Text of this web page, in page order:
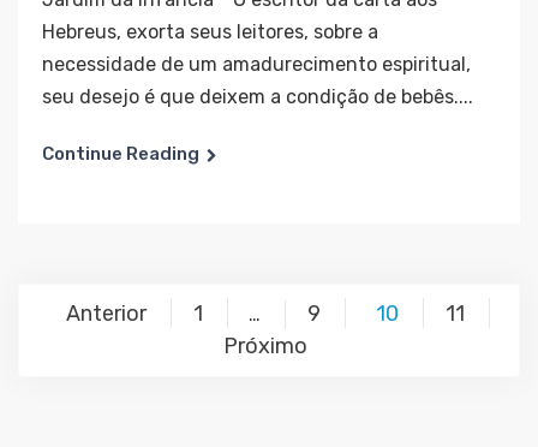
Hebreus, exorta seus leitores, sobre a
necessidade de um amadurecimento espiritual,
seu desejo é que deixem a condição de bebês....
Continue Reading
Paginação
Anterior 1 … 9 10
11
Próximo